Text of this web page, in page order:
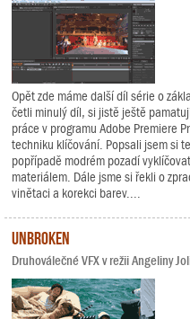
Opět zde máme další díl série o
četli minulý díl, si jistě ještě
práce v programu Adobe Premiere
techniku klíčování. Popsali jsem si
popřípadě modrém pozadí
materiálem. Dále jsme si řekli o
vinětaci a korekci barev....
Unbroken
Druhoválečné VFX v režii Angeliny